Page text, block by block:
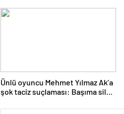
Ünlü oyuncu Mehmet Yılmaz Ak’a
şok taciz suçlaması: Başıma silah